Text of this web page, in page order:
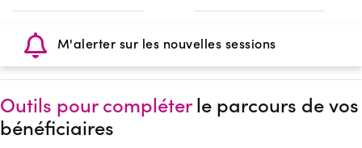
M'alerter sur les nouvelles sessions
Outils pour compléterle parcours de vos
bénéficiaires